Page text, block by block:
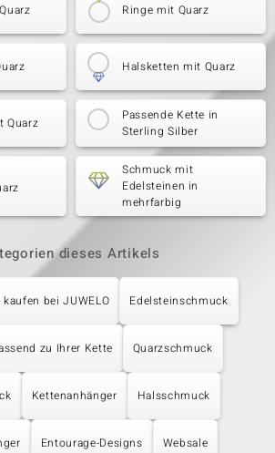
Ringe mit Quarz
Halsketten mit Quarz
Quarz
Passende Kette in
Sterling Silber
Schmuck mit
Edelsteinen in
mehrfarbig
dieses Artikels
bei JUWELO Edelsteinschmuck
zu Ihrer Kette Quarzschmuck
Kettenanhänger Halsschmuck
Entourage-Designs Websale